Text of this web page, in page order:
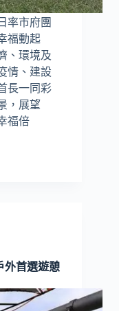
率市府團
福動起
、環境及
情、建設
長一同彩
，展望
福倍
外首選遊憩